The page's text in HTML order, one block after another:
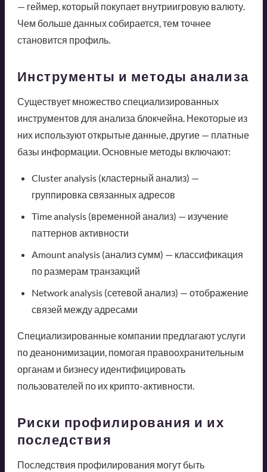
— геймер, который покупает внутриигровую валюту.
Чем больше данных собирается, тем точнее
становится профиль.
Инструменты и методы анализа
Существует множество специализированных
инструментов для анализа блокчейна. Некоторые из
них используют открытые данные, другие — платные
базы информации. Основные методы включают:
Cluster analysis (кластерный анализ) —
группировка связанных адресов
Time analysis (временной анализ) — изучение
паттернов активности
Amount analysis (анализ сумм) — классификация
по размерам транзакций
Network analysis (сетевой анализ) — отображение
связей между адресами
Специализированные компании предлагают услуги
по деанонимизации, помогая правоохранительным
органам и бизнесу идентифицировать
пользователей по их крипто-активности.
Риски профилирования и их
последствия
Последствия профилирования могут быть